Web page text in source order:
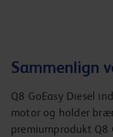
Sammenlign
Q8 GoEasy Diesel
motor og holder
premiumprodukt Q8